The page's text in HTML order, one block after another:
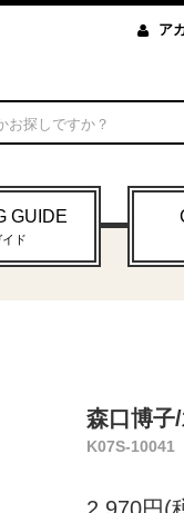
ア
GUIDE
ド
森口博子
K07S-10041